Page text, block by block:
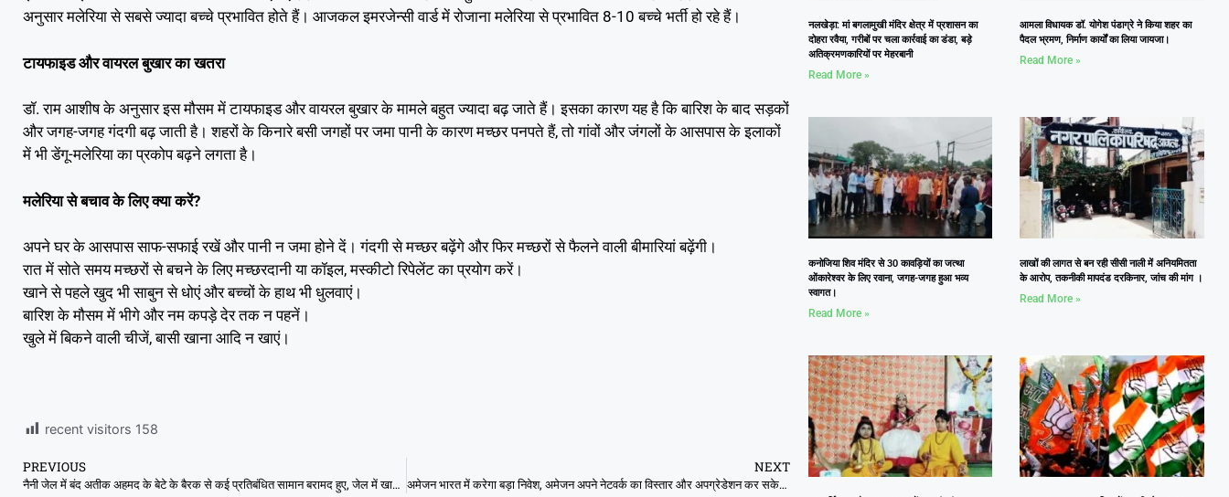
अनुसार मलेरिया से सबसे ज्यादा बच्चे प्रभावित होते हैं। आजकल इमरजेन्सी वार्ड में रोजाना मलेरिया से प्रभावित 8-10 बच्चे भर्ती हो रहे हैं।
टायफाइड और वायरल बुखार का खतरा
डॉ. राम आशीष के अनुसार इस मौसम में टायफाइड और वायरल बुखार के मामले बहुत ज्यादा बढ़ जाते हैं। इसका कारण यह है कि बारिश के बाद सड़कों
और जगह-जगह गंदगी बढ़ जाती है। शहरों के किनारे बसी जगहों पर जमा पानी के कारण मच्छर पनपते हैं, तो गांवों और जंगलों के आसपास के इलाकों
में भी डेंगू-मलेरिया का प्रकोप बढ़ने लगता है।
मलेरिया से बचाव के लिए क्या करें?
अपने घर के आसपास साफ-सफाई रखें और पानी न जमा होने दें। गंदगी से मच्छर बढ़ेंगे और फिर मच्छरों से फैलने वाली बीमारियां बढ़ेंगी।
रात में सोते समय मच्छरों से बचने के लिए मच्छरदानी या कॉइल, मस्कीटो रिपेलेंट का प्रयोग करें।
खाने से पहले खुद भी साबुन से धोएं और बच्चों के हाथ भी धुलवाएं।
बारिश के मौसम में भीगे और नम कपड़े देर तक न पहनें।
खुले में बिकने वाली चीजें, बासी खाना आदि न खाएं।
recent visitors 158
PREVIOUS
नैनी जेल में बंद अतीक अहमद के बेटे के बैरक से कई प्रतिबंधित सामान बरामद हुए, जेल में खातिरदारी पकड़ाई
NEXT
अमेजन भारत में करेगा बड़ा निवेश, अमेजन अपने नेटवर्क का विस्तार और अपग्रेडेशन कर सकेगी, ग्राहकों को मिलेगी बेहतर सुविधा
नलखेड़ा: मां बगलामुखी मंदिर क्षेत्र में प्रशासन का
दोहरा रवैया, गरीबों पर चला कार्रवाई का डंडा, बड़े
अतिक्रमणकारियों पर मेहरबानी
Read More »
आमला विधायक डॉ. योगेश पंडाग्रे ने किया शहर का
पैदल भ्रमण, निर्माण कार्यों का लिया जायजा।
Read More »
कनोजिया शिव मंदिर से 30 कावड़ियों का जत्था
ओंकारेश्वर के लिए रवाना, जगह-जगह हुआ भव्य
स्वागत।
Read More »
लाखों की लागत से बन रही सीसी नाली में अनियमितता
के आरोप, तकनीकी मापदंड दरकिनार, जांच की मांग ।
Read More »